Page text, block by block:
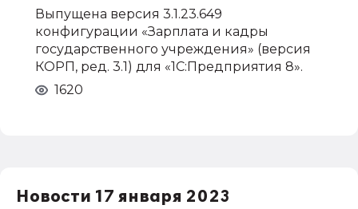
Выпущена версия 3.1.23.649
конфигурации «Зарплата и кадры
государственного учреждения» (версия
КОРП, ред. 3.1) для «1С:Предприятия 8».
1620
Новости 17 января 2023